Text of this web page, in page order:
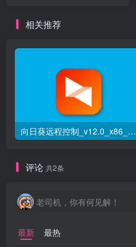
相关推荐
向日葵远程控制_v12.0_x86_单文件便携版（支持PE）V5
评论 共2条
老司机，你有何见解！
最新 最热